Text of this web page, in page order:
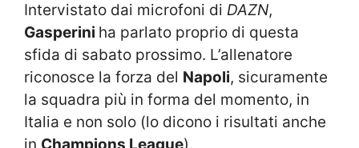
Intervistato dai microfoni di DAZN,
Gasperini ha parlato proprio di questa
sfida di sabato prossimo. L’allenatore
riconosce la forza del Napoli, sicuramente
la squadra più in forma del momento, in
Italia e non solo (lo dicono i risultati anche